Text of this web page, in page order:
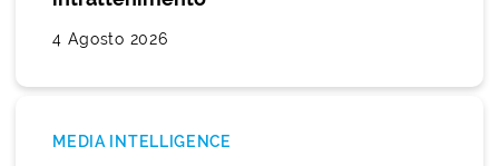
4 Agosto 2026
MEDIA INTELLIGENCE